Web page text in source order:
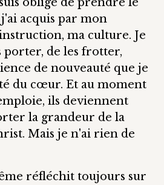
acquis par mon
ma culture. Je
porter, de les frotter,
de nouveauté que je
du cœur. Et au moment
ils deviennent
la grandeur de la
Mais je n'ai rien de
réfléchit toujours sur